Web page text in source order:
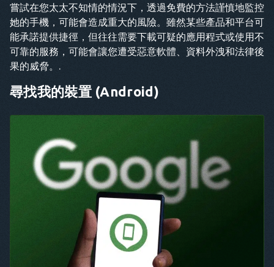
嘗試在您太太不知情的情況下，透過免費的方法謹慎地監控
她的手機，可能會造成重大的風險。雖然某些產品和平台可
能承諾提供捷徑，但往往需要下載可疑的應用程式或使用不
可靠的服務，可能會讓您遭受惡意軟體、資料外洩和法律後
果的威脅。.
尋找我的裝置 (Android)